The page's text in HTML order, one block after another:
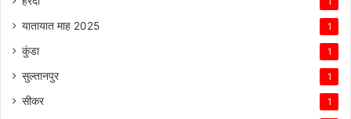
यातायात माह 2025 1
कुंडा 1
सुल्तानपुर 1
सीकर 1